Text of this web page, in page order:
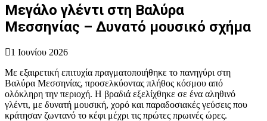
Μεγάλο γλέντι στη Βαλύρα
Μεσσηνίας – Δυνατό μουσικό σχήμα
1 Ιουνίου 2026
Με εξαιρετική επιτυχία πραγματοποιήθηκε το πανηγύρι στη
Βαλύρα Μεσσηνίας, προσελκύοντας πλήθος κόσμου από
ολόκληρη την περιοχή. Η βραδιά εξελίχθηκε σε ένα αληθινό
γλέντι, με δυνατή μουσική, χορό και παραδοσιακές γεύσεις που
κράτησαν ζωντανό το κέφι μέχρι τις πρώτες πρωινές ώρες.